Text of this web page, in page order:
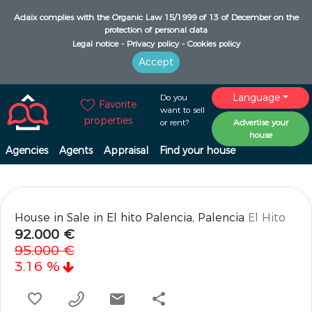
Adaix complies with the Organic Law 15/1999 of 13 of December on the
protection of personal data
Legal notice -Privacy policy -Cookies policy
Accept
Favorite
properties
Do you
want to sell
or rent?
Language
Advertise your
house
Agencies Agents Appraisal Find your house
House in Sale in El hito Palencia, Palencia El Hito
92.000 €
95.000 €
3.16 %
share